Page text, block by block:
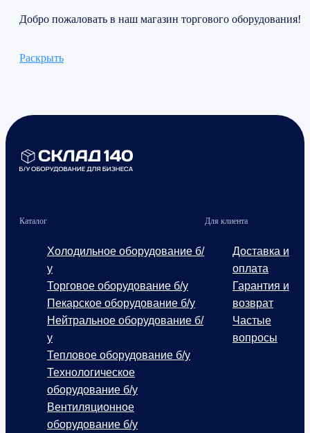
Добро пожаловать в наш магазин торгового оборудования!
Раскрыть
Каталог
Холодильное оборудование б/
у
Торговое оборудование б/у
Пекарское оборудование б/у
Нейтральное оборудование б/
у
Тепловое оборудование б/у
Технологическое
оборудование б/у
Вентиляционное
оборудование б/у
Для клиента
Доставка и
оплата
Гарантия и
возврат
Частые
вопросы